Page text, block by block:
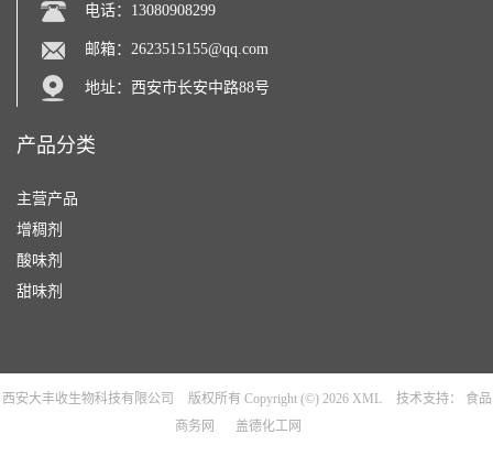
电话：13080908299
邮箱： 2623515155@qq.com
地址：西安市长安中路88号
产品分类
主营产品
增稠剂
酸味剂
甜味剂
西安大丰收生物科技有限公司 版权所有 Copyright (©) 2026 XML 技术支持：
食品
商务网
盖德化工网